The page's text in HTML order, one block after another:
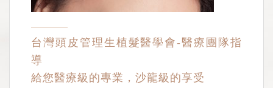
台灣頭皮管理生植髮醫學會-醫療團隊指
導
給您醫療級的專業，沙龍級的享受